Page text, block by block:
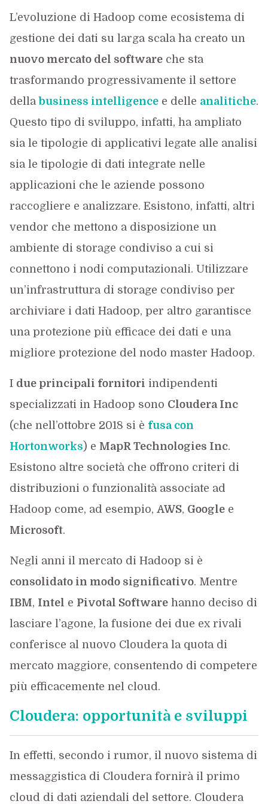
L’evoluzione di Hadoop come ecosistema di
gestione dei dati su larga scala ha creato un
nuovo mercato del softwareche sta
trasformando progressivamente il settore
dellabusiness intelligencee delle analitiche.
Questo tipo di sviluppo, infatti, ha ampliato
sia le tipologie di applicativi legate alle analisi
sia le tipologie di dati integrate nelle
applicazioni che le aziende possono
raccogliere e analizzare. Esistono, infatti, altri
vendor che mettono a disposizione un
ambiente di storage condiviso a cui si
connettono i nodi computazionali. Utilizzare
un’infrastruttura di storage condiviso per
archiviare i dati Hadoop, per altro garantisce
una protezione più efficace dei dati e una
migliore protezione del nodo master Hadoop.
I due principali fornitori indipendenti
specializzati in Hadoop sono Cloudera Inc
(che nell’ottobre 2018 si è fusa con
Hortonworks) e MapR Technologies Inc.
Esistono altre società che offrono criteri di
distribuzioni o funzionalità associate ad
Hadoop come, ad esempio, AWS, Googlee
Microsoft.
Negli anni il mercato di Hadoop si è
consolidato in modo significativo. Mentre
IBM, Intel e Pivotal Softwarehanno deciso di
lasciare l’agone, la fusione dei due ex rivali
conferisce al nuovo Cloudera la quota di
mercato maggiore, consentendo di competere
più efficacemente nel cloud.
Cloudera: opportunità e sviluppi
In effetti, secondo i rumor, il nuovo sistema di
messaggistica di Cloudera fornirà il primo
cloud di dati aziendali del settore. Cloudera